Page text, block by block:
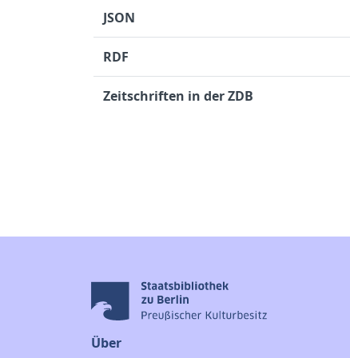
JSON
RDF
Zeitschriften in der ZDB
Über